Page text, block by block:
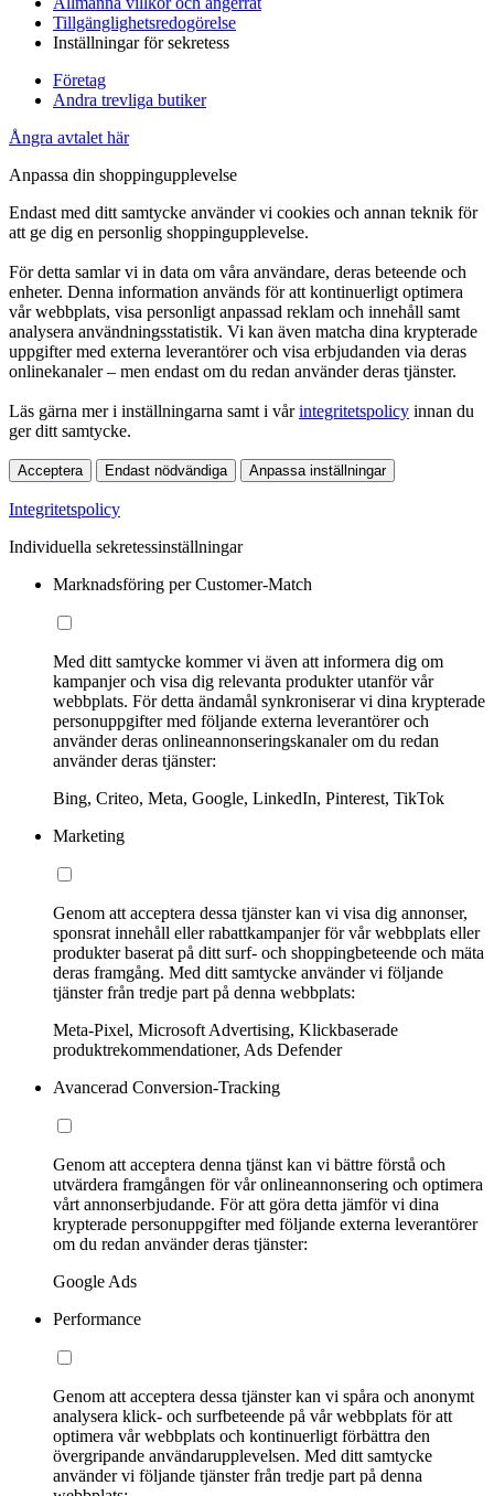
Tillgänglighetsredogörelse
Inställningar för sekretess
Företag
Andra trevliga butiker
Ångra avtalet här
Anpassa din shoppingupplevelse
Endast med ditt samtycke använder vi cookies och annan teknik för
att ge dig en personlig shoppingupplevelse.
För detta samlar vi in data om våra användare, deras beteende och
enheter. Denna information används för att kontinuerligt optimera
vår webbplats, visa personligt anpassad reklam och innehåll samt
analysera användningsstatistik. Vi kan även matcha dina krypterade
uppgifter med externa leverantörer och visa erbjudanden via deras
onlinekanaler – men endast om du redan använder deras tjänster.
Läs gärna mer i inställningarna samt i vårintegritetspolicy innan du
ger ditt samtycke.
Acceptera Endast nödvändiga Anpassa inställningar
Integritetspolicy
Individuella sekretessinställningar
Marknadsföring per Customer-Match
Med ditt samtycke kommer vi även att informera dig om
kampanjer och visa dig relevanta produkter utanför vår
webbplats. För detta ändamål synkroniserar vi dina krypterade
personuppgifter med följande externa leverantörer och
använder deras onlineannonseringskanaler om du redan
använder deras tjänster:
Bing, Criteo, Meta, Google, LinkedIn, Pinterest, TikTok
Marketing
Genom att acceptera dessa tjänster kan vi visa dig annonser,
sponsrat innehåll eller rabattkampanjer för vår webbplats eller
produkter baserat på ditt surf- och shoppingbeteende och mäta
deras framgång. Med ditt samtycke använder vi följande
tjänster från tredje part på denna webbplats:
Meta-Pixel, Microsoft Advertising, Klickbaserade
produktrekommendationer, Ads Defender
Avancerad Conversion-Tracking
Genom att acceptera denna tjänst kan vi bättre förstå och
utvärdera framgången för vår onlineannonsering och optimera
vårt annonserbjudande. För att göra detta jämför vi dina
krypterade personuppgifter med följande externa leverantörer
om du redan använder deras tjänster:
Google Ads
Performance
Genom att acceptera dessa tjänster kan vi spåra och anonymt
analysera klick- och surfbeteende på vår webbplats för att
optimera vår webbplats och kontinuerligt förbättra den
övergripande användarupplevelsen. Med ditt samtycke
använder vi följande tjänster från tredje part på denna